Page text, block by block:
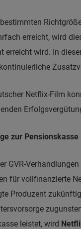
bestimmten
erreicht, wird
erreicht wird. In
Netflix-Film
zur Pensionskasse
GVR-
für vollfinanzierte
Produzent
leistet, wird